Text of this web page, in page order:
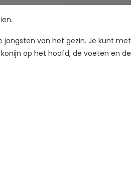
jongsten van het gezin. Je kunt met
op het hoofd, de voeten en de